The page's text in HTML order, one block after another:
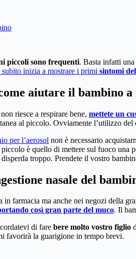
piccoli sono frequenti. Basta infatti
inizia a mostrare i primi sintomi
aiutare il bambino
riesce a respirare bene, mettete un
al piccolo. Ovviamente l’utilizzo
per l’aerosol non è necessario
è quello di mettere sul fuoco una
troppo. Prendete il vostro
nasale del
in farmacia ma anche nei negozi della
così gran parte del muco. Il
di fare bere molto vostro figlio
favorirà la guarigione in tempo brevi.